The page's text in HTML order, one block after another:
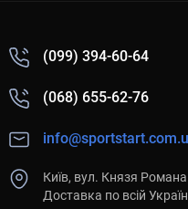
(099) 394-60-64
(068) 655-62-76
Київ, вул. Князя
Доставка по всій